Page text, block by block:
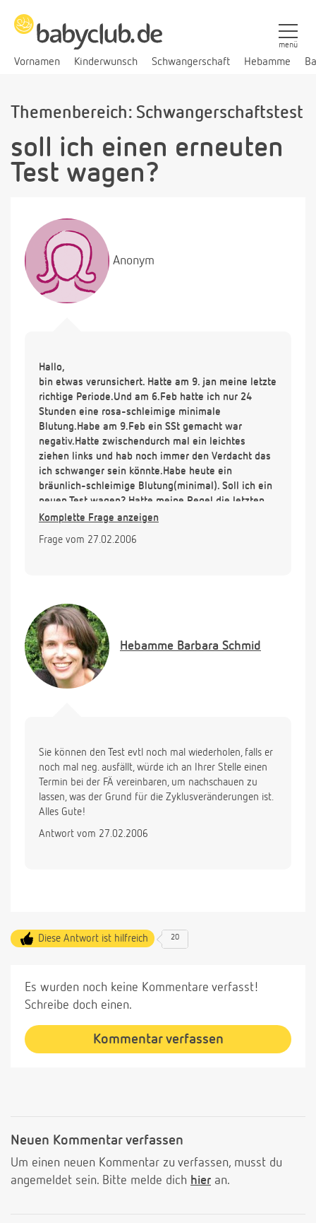
Vornamen Kinderwunsch Schwangerschaft Hebamme
menü
Themenbereich: Schwangerschaftstest
soll ich einen erneuten
Test wagen?
Anonym
Hallo,
bin etwas verunsichert. Hatte am 9. jan meine letzte
richtige Periode.Und am 6.Feb hatte ich nur 24
Stunden eine rosa-schleimige minimale
Blutung.Habe am 9.Feb ein SSt gemacht war
negativ.Hatte zwischendurch mal ein leichtes
ziehen links und hab noch immer den Verdacht das
ich schwanger sein könnte.Habe heute ein
bräunlich-schleimige Blutung(minimal). Soll ich ein
neuen Test wagen? Hatte meine Regel die letzten
zehn Jahre immer regelmäßig und heftig,kenn
und außen weich was heißt den das? Ich hätte gern
ungeschützten GV. Wäre sehr dankbar für eine
Antwort. Ich mach mir so meine Gedanken.
Komplette Frage anzeigen
Frage vom 27.02.2006
Hebamme Barbara Schmid
Sie können den Test evtl noch mal wiederholen, falls er
noch mal neg. ausfällt, würde ich an Ihrer Stelle einen
Termin bei der FÄ vereinbaren, um nachschauen zu
lassen, was der Grund für die Zyklusveränderungen ist.
Alles Gute!
Antwort vom 27.02.2006
Diese Antwort ist hilfreich 20
Es wurden noch keine Kommentare verfasst!
Schreibe doch einen.
Kommentar verfassen
Neuen Kommentar verfassen
Um einen neuen Kommentar zu verfassen, musst du
angemeldet sein. Bitte melde dich hier an.